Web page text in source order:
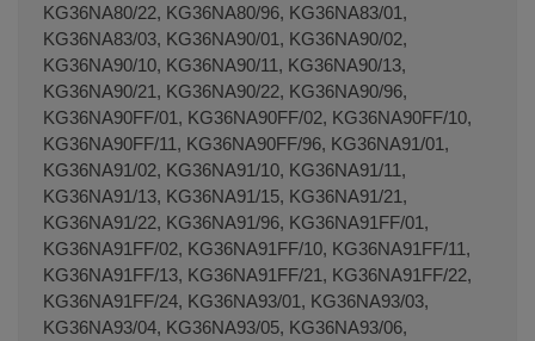
KG36NA80/22, KG36NA80/96, KG36NA83/01,
KG36NA83/03, KG36NA90/01, KG36NA90/02,
KG36NA90/10, KG36NA90/11, KG36NA90/13,
KG36NA90/21, KG36NA90/22, KG36NA90/96,
KG36NA90FF/01, KG36NA90FF/02, KG36NA90FF/10,
KG36NA90FF/11, KG36NA90FF/96, KG36NA91/01,
KG36NA91/02, KG36NA91/10, KG36NA91/11,
KG36NA91/13, KG36NA91/15, KG36NA91/21,
KG36NA91/22, KG36NA91/96, KG36NA91FF/01,
KG36NA91FF/02, KG36NA91FF/10, KG36NA91FF/11,
KG36NA91FF/13, KG36NA91FF/21, KG36NA91FF/22,
KG36NA91FF/24, KG36NA93/01, KG36NA93/03,
KG36NA93/04, KG36NA93/05, KG36NA93/06,